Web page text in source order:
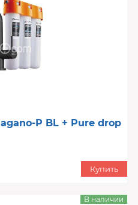
P BL + Pure drop
Купить
В наличии